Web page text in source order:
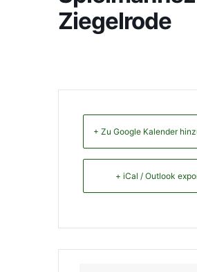
Ziegelrode
+ Zu Google Kalender
+ iCal / Outlook